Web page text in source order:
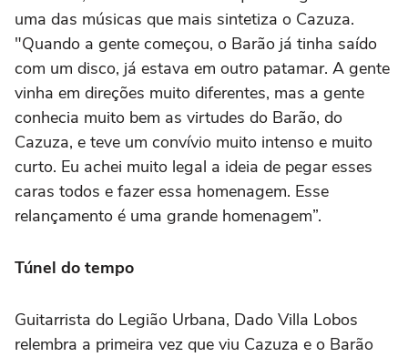
uma das músicas que mais sintetiza o Cazuza.
"Quando a gente começou, o Barão já tinha saído
com um disco, já estava em outro patamar. A gente
vinha em direções muito diferentes, mas a gente
conhecia muito bem as virtudes do Barão, do
Cazuza, e teve um convívio muito intenso e muito
curto. Eu achei muito legal a ideia de pegar esses
caras todos e fazer essa homenagem. Esse
relançamento é uma grande homenagem”.
Túnel do tempo
Guitarrista do Legião Urbana, Dado Villa Lobos
relembra a primeira vez que viu Cazuza e o Barão